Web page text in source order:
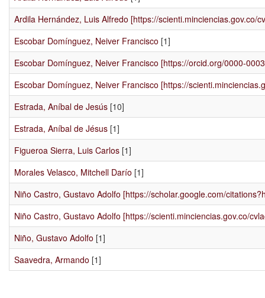
Ardila Hernández, Luis Alfredo [https://
Escobar Domínguez, Neiver Francisco [1]
Escobar Domínguez, Neiver Francisco [https://orcid.org/0000-
Escobar Domínguez, Neiver Francisco [https://
Estrada, Aníbal de Jesús [10]
Estrada, Aníbal de Jésus [1]
Figueroa Sierra, Luis Carlos [1]
Morales Velasco, Mitchell Darío [1]
Niño Castro, Gustavo Adolfo [https://scholar.google.com/
Niño Castro, Gustavo Adolfo [https://scienti.minciencias.gov.co/
Niño, Gustavo Adolfo [1]
Saavedra, Armando [1]